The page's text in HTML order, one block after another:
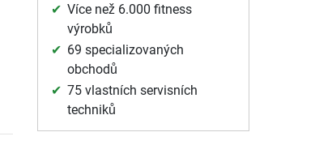
Více než 6.000 fitness
výrobků
69 specializovaných
obchodů
75 vlastních servisních
techniků